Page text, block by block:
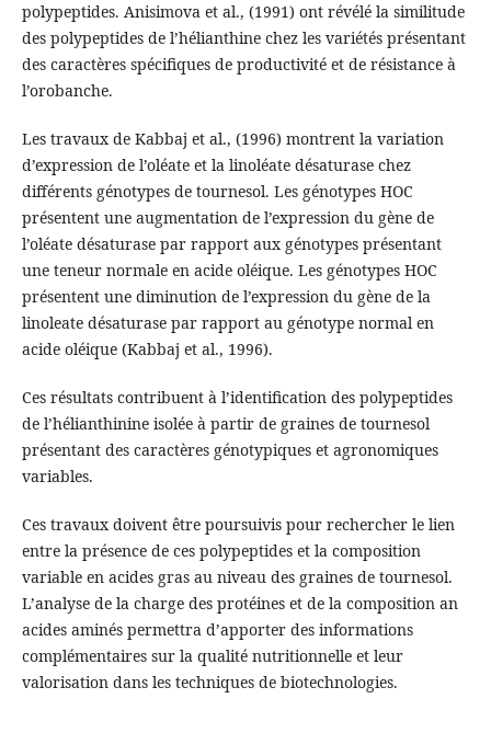
polypeptides. Anisimova et al., (1991) ont révélé la similitude
des polypeptides de l’hélianthine chez les variétés présentant
des caractères spécifiques de productivité et de résistance à
l’orobanche.
Les travaux de Kabbaj et al., (1996) montrent la variation
d’expression de l’oléate et la linoléate désaturase chez
différents génotypes de tournesol. Les génotypes HOC
présentent une augmentation de l’expression du gène de
l’oléate désaturase par rapport aux génotypes présentant
une teneur normale en acide oléique. Les génotypes HOC
présentent une diminution de l’expression du gène de la
linoleate désaturase par rapport au génotype normal en
acide oléique (Kabbaj et al., 1996).
Ces résultats contribuent à l’identification des polypeptides
de l’hélianthinine isolée à partir de graines de tournesol
présentant des caractères génotypiques et agronomiques
variables.
Ces travaux doivent être poursuivis pour rechercher le lien
entre la présence de ces polypeptides et la composition
variable en acides gras au niveau des graines de tournesol.
L’analyse de la charge des protéines et de la composition an
acides aminés permettra d’apporter des informations
complémentaires sur la qualité nutritionnelle et leur
valorisation dans les techniques de biotechnologies.